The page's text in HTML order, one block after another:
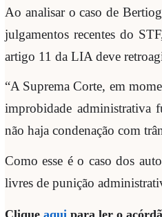
Ao analisar o caso de
julgamentos recentes do
artigo 11 da LIA deve
“A Suprema Corte, em
improbidade administrativa
não haja condenação com
Como esse é o caso dos
livres de punição
Clique aqui para ler o